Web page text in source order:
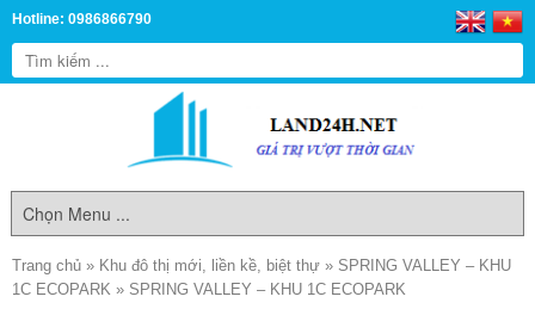
Hotline: 0986866790
Trang chủ » Khu đô thị mới, liền kề, biệt thự » SPRING VALLEY – KHU
1C ECOPARK » SPRING VALLEY – KHU 1C ECOPARK